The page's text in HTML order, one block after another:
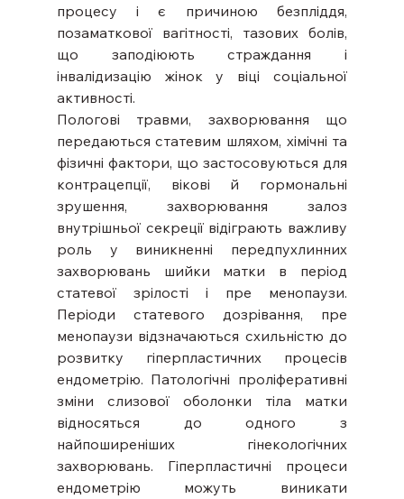
процесу і є причиною безпліддя,
позаматкової вагітності, тазових болів,
що заподіюють страждання і
інвалідизацію жінок у віці соціальної
активності.
Пологові травми, захворювання що
передаються статевим шляхом, хімічні та
фізичні фактори, що застосовуються для
контрацепції, вікові й гормональні
зрушення, захворювання залоз
внутрішньої секреції відіграють важливу
роль у виникненні передпухлинних
захворювань шийки матки в період
статевої зрілості і пре менопаузи.
Періоди статевого дозрівання, пре
менопаузи відзначаються схильністю до
розвитку гіперпластичних процесів
ендометрію. Патологічні проліферативні
зміни слизової оболонки тіла матки
відносяться до одного з
найпоширеніших гінекологічних
захворювань. Гіперпластичні процеси
ендометрію можуть виникати